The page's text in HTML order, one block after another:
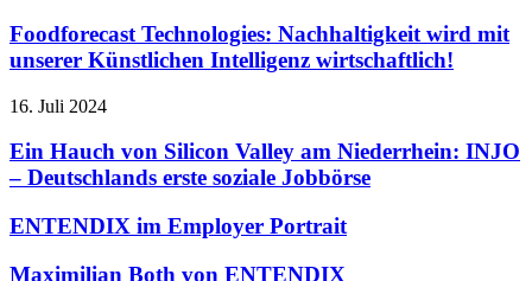
Foodforecast Technologies: Nachhaltigkeit wird mit
unserer Künstlichen Intelligenz wirtschaftlich!
16. Juli 2024
Ein Hauch von Silicon Valley am Niederrhein: INJO
– Deutschlands erste soziale Jobbörse
ENTENDIX im Employer Portrait
Maximilian Both von ENTENDIX